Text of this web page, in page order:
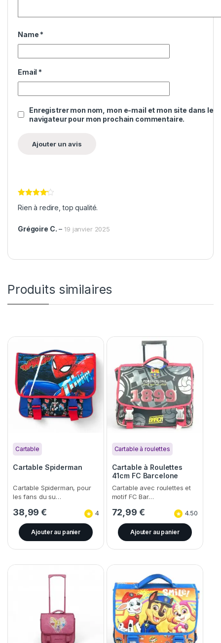
Name *
Email *
Enregistrer mon nom, mon e-mail et mon site dans le
navigateur pour mon prochain commentaire.
sur 5
Rien à redire, top qualité.
Grégoire C. –19 janvier 2025
Produits similaires
Cartable
Cartable Spiderman
Cartable Spiderman, pour
les fans du su…
38,99€ 4
Ajouter au panier
Cartable à roulettes
Cartable à Roulettes
41cm FC Barcelone
Cartable avec roulettes et
motif FC Bar…
72,99 € 4.50
Ajouter au panier